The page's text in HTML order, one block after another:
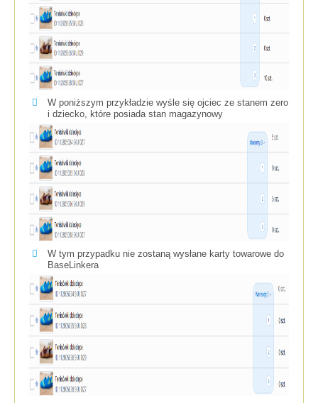
W poniższym przykładzie wyśle się ojciec ze stanem zero
i dziecko, które posiada stan magazynowy
W tym przypadku nie zostaną wysłane karty towarowe do
BaseLinkera